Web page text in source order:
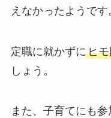
えなかったようです
定職に就かずにヒ
しょう。
また、子育てにも参